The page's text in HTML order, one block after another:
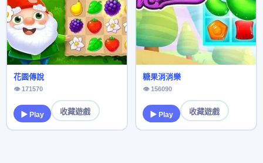
花園傳說
👁 171570
▶ Play 收藏遊戲
糖果消消樂
👁 156090
▶ Play 收藏遊戲